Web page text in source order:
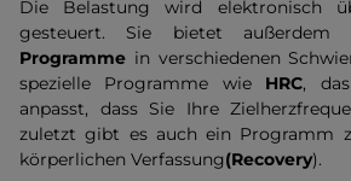
Die Belastung wird elektronisch
gesteuert. Sie bietet außerdem
Programme in verschiedenen
spezielle Programme wie HRC,
anpasst, dass Sie Ihre
zuletzt gibt es auch ein Programm
körperlichen Verfassung(Recovery).